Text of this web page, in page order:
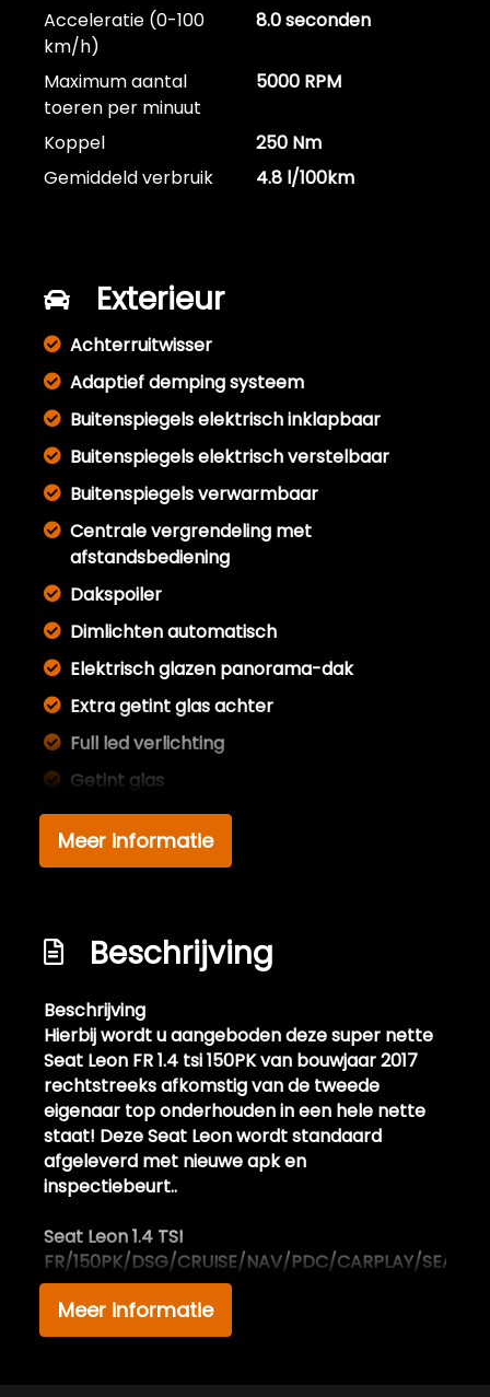
Acceleratie (0-100
km/h)
8.0 seconden
Maximum aantal
toeren per minuut
5000 RPM
Koppel
250 Nm
Gemiddeld verbruik
4.8 l/100km
Exterieur
Achterruitwisser
Adaptief demping systeem
Buitenspiegels elektrisch inklapbaar
Buitenspiegels elektrisch verstelbaar
Buitenspiegels verwarmbaar
Centrale vergrendeling met
afstandsbediening
Dakspoiler
Dimlichten automatisch
Elektrisch glazen panorama-dak
Extra getint glas achter
Full led verlichting
Getint glas
Glazen schuifdak
Koplampreiniging
Led koplampen
Lichtmetalen velgen 18"
Metaalkleur
Panoramadak
Parkeersensor voor en achter
Ruitensproeiers/wisserbladen
verwarmbaar
Spiegels elektrisch inklapbaar
Sportonderstel
Meer informatie
Beschrijving
Beschrijving
Hierbij wordt u aangeboden deze super nette
Seat Leon FR 1.4 tsi 150PK van bouwjaar 2017
rechtstreeks afkomstig van de tweede
eigenaar top onderhouden in een hele nette
staat! Deze Seat Leon wordt standaard
afgeleverd met nieuwe apk en
inspectiebeurt..
Seat Leon 1.4 TSI
FR/150PK/DSG/CRUISE/NAV/PDC/CARPLAY/
Extra informatie:
Deze in nieuwstaat verkerende Seat leon fr 1.4
Meer informatie